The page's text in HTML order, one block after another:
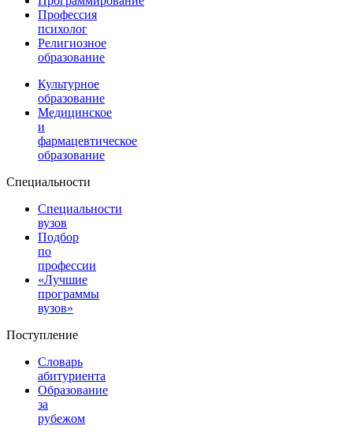
Профессия
психолог
Религиозное
образование
Культурное
образование
Медицинское
и
фармацевтическое
образование
Специальности
Специальности
вузов
Подбор
по
профессии
«Лучшие
программы
вузов»
Поступление
Словарь
абитуриента
Образование
за
рубежом